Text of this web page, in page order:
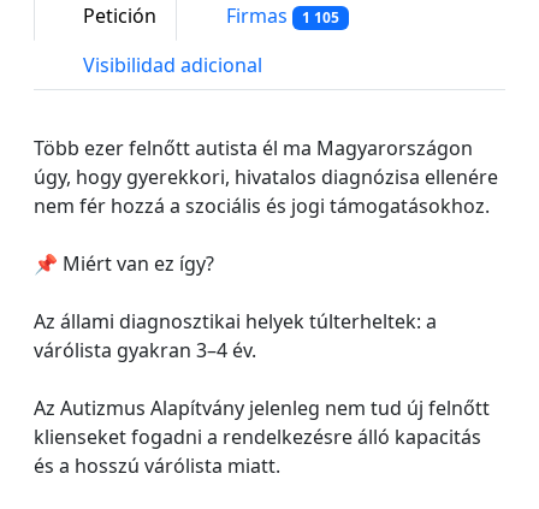
Petición Firmas 1 105
Visibilidad adicional
Több ezer felnőtt autista él ma Magyarországon
úgy, hogy gyerekkori, hivatalos diagnózisa ellenére
nem fér hozzá a szociális és jogi támogatásokhoz.
📌 Miért van ez így?
Az állami diagnosztikai helyek túlterheltek: a
várólista gyakran 3–4 év.
Az Autizmus Alapítvány jelenleg nem tud új felnőtt
klienseket fogadni a rendelkezésre álló kapacitás
és a hosszú várólista miatt.